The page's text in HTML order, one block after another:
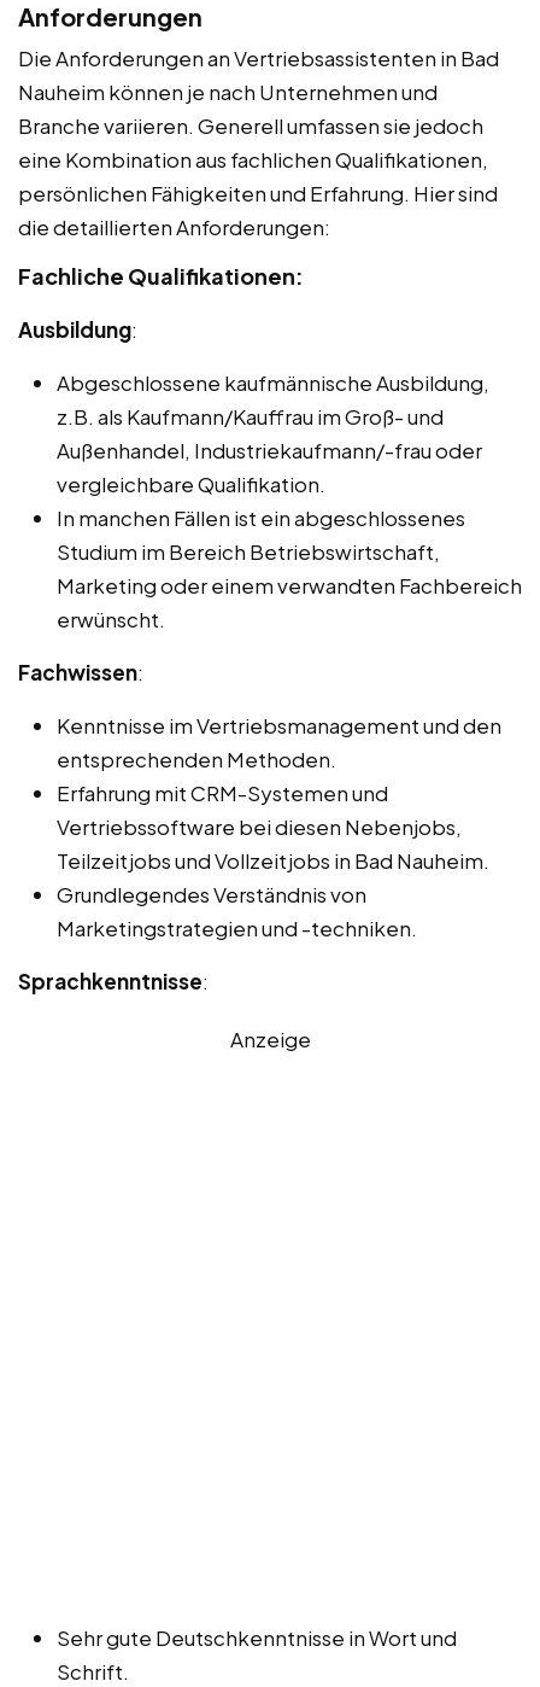
Anforderungen
Die Anforderungen an Vertriebsassistenten in Bad
Nauheim können je nach Unternehmen und
Branche variieren. Generell umfassen sie jedoch
eine Kombination aus fachlichen Qualifikationen,
persönlichen Fähigkeiten und Erfahrung. Hier sind
die detaillierten Anforderungen:
Fachliche Qualifikationen:
Ausbildung:
Abgeschlossene kaufmännische Ausbildung,
z.B. als Kaufmann/Kauffrau im Groß- und
Außenhandel, Industriekaufmann/-frau oder
vergleichbare Qualifikation.
In manchen Fällen ist ein abgeschlossenes
Studium im Bereich Betriebswirtschaft,
Marketing oder einem verwandten Fachbereich
erwünscht.
Fachwissen:
Kenntnisse im Vertriebsmanagement und den
entsprechenden Methoden.
Erfahrung mit CRM-Systemen und
Vertriebssoftware bei diesen Nebenjobs,
Teilzeitjobs und Vollzeitjobs in Bad Nauheim.
Grundlegendes Verständnis von
Marketingstrategien und -techniken.
Sprachkenntnisse:
Anzeige
Sehr gute Deutschkenntnisse in Wort und
Schrift.